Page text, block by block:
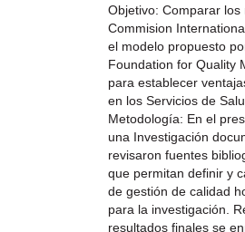
Objetivo: Comparar
Commision
el modelo propuesto
Foundation for Quality
para establecer
en los Servicios de
Metodología: En el
una Investigación
revisaron fuentes
que permitan definir y
de gestión de calidad
para la investigación.
resultados finales se